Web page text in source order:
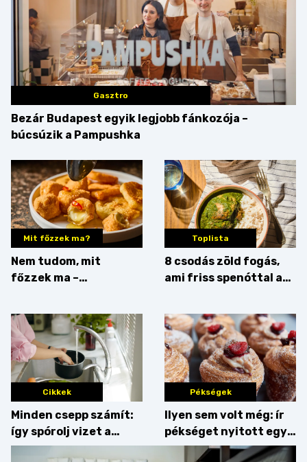
Gasztro
Bezár Budapest egyik legjobb fánkozója –
búcsúzik a Pampushka
Mit főzzek ma?
Nem tudom, mit
főzzek ma –
camembert
Toplista
8 csodás zöld fogás,
ami friss spenóttal az
Cikkek
Minden csepp számít:
így spórolj vizet a
konyhában
Pékségek
Ilyen sem volt még: ír
pékséget nyitott egy
Dublinból hazatért pár